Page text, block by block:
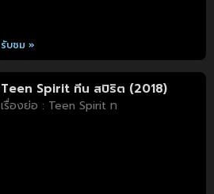
รับชม »
Teen Spirit ทีน สปิริต (2018)
เรื่องย่อ : Teen Spirit ท